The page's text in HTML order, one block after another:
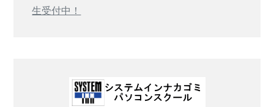
生受付中！